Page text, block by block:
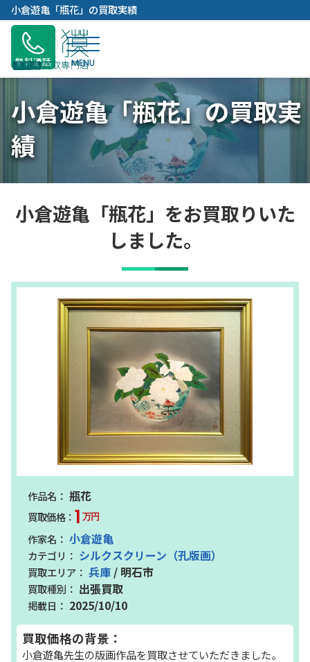
容
キ
ッ
プ
小倉遊亀「瓶花」の買取実績
無料通話
小倉遊亀「瓶花」の買取実
績
小倉遊亀「瓶花」をお買取りいた
しました。
瓶花
1 万円
小倉遊亀
シルクスクリーン（孔版画）
兵庫 / 明石市
出張買取
2025/10/10
買取価格の背景：
小倉遊亀先生の版画作品を買取させていただきました。